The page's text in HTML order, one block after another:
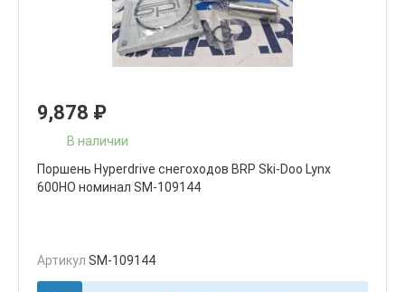
9,878 ₽
В наличии
Поршень Hyperdrive снегоходов BRP Ski-Doo Lynx
600HO номинал SM-109144
Артикул SM-109144